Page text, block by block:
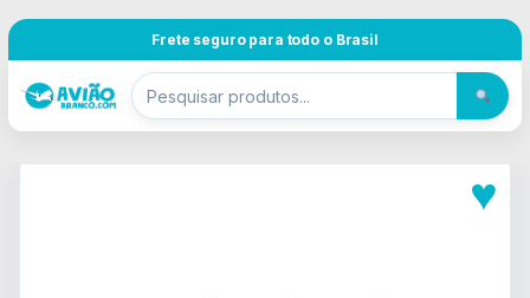
Frete seguro para todo o Brasil
♥